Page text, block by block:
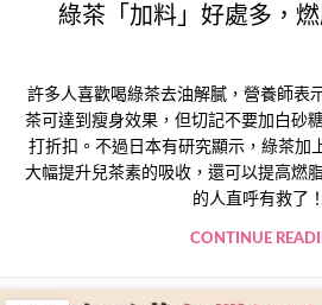
綠茶「加料」好處多，燃
許多人喜歡喝綠茶去油解膩，營養師表
茶可達到瘦身效果，但切記不要加白砂
打折扣。不過日本有研究顯示，綠茶加
大幅提升兒茶素的吸收，還可以提高燃
的人直呼有救了
CONTINUE